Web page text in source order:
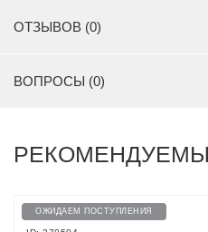
ОТЗЫВОВ (0)
ВОПРОСЫ (0)
ОЖИДАЕМ ПОСТУПЛЕНИЯ